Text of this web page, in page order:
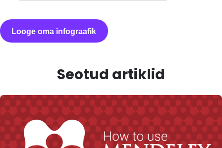
Looge oma infograafik
Seotud artiklid